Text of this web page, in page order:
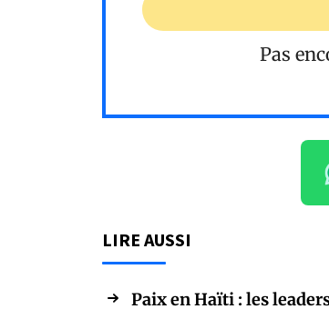
Pas
LIRE AUSSI
Paix en Haïti : les